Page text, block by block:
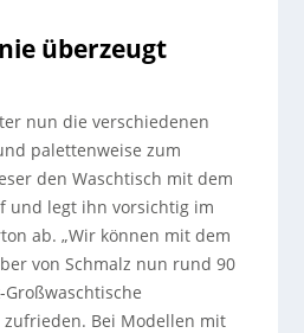
überzeugt
nun die verschiedenen
palettenweise zum
den Waschtisch mit dem
und legt ihn vorsichtig im
ab. „Wir können mit dem
von Schmalz nun rund 90
zufrieden. Bei Modellen mit